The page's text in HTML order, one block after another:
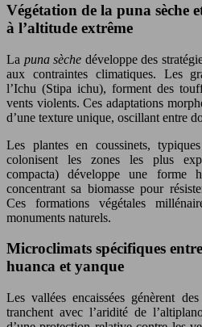
Végétation de la puna sèche
à l’altitude extrême
La puna sèche développe des
aux contraintes climatiques. Les
l’Ichu (Stipa ichu), forment des
vents violents. Ces adaptations
d’une texture unique, oscillant entre
Les plantes en coussinets,
colonisent les zones les plus
compacta) développe une forme
concentrant sa biomasse pour
Ces formations végétales
monuments naturels.
Microclimats spécifiques
huanca et yanque
Les vallées encaissées génèrent
tranchent avec l’aridité de